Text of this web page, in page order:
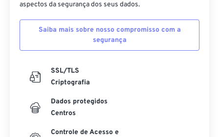
aspectos da segurança dos seus dados.
Saiba mais sobre nosso compromisso com a
segurança
SSL/TLS
Criptografia
Dados protegidos
Centros
Controle de Acesso e